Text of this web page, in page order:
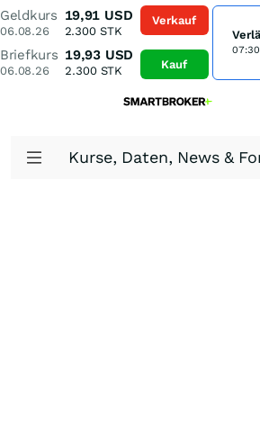
Geldkurs
06.08.26
19,91 USD
2.300STK
Briefkurs
06.08.26
19,93 USD
2.300STK
Verkauf
Kauf
Kurse, Daten, News &